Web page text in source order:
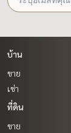
บ้าน
ขาย
เช่า
ที่ดิน
ขาย